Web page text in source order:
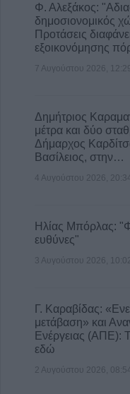
Φ. Αλεξάκος:
δημοσιονομικός
Προτάσεις
εξοικονόμησης
7 Αυγούστου 2026,
Δημήτριος
μέτρα και δύο
Δήμαρχος
Βασίλειος, στην…
4 Αυγούστου 2026, 20:34
Ηλίας Μπόρλας:
ευθύνες"
3 Αυγούστου 2026, 10:02
Γ. Καραβίδας:
μετάβαση» και
Ενέργειας (ΑΠΕ):
εδώ
2 Αυγούστου 2026, 08:54